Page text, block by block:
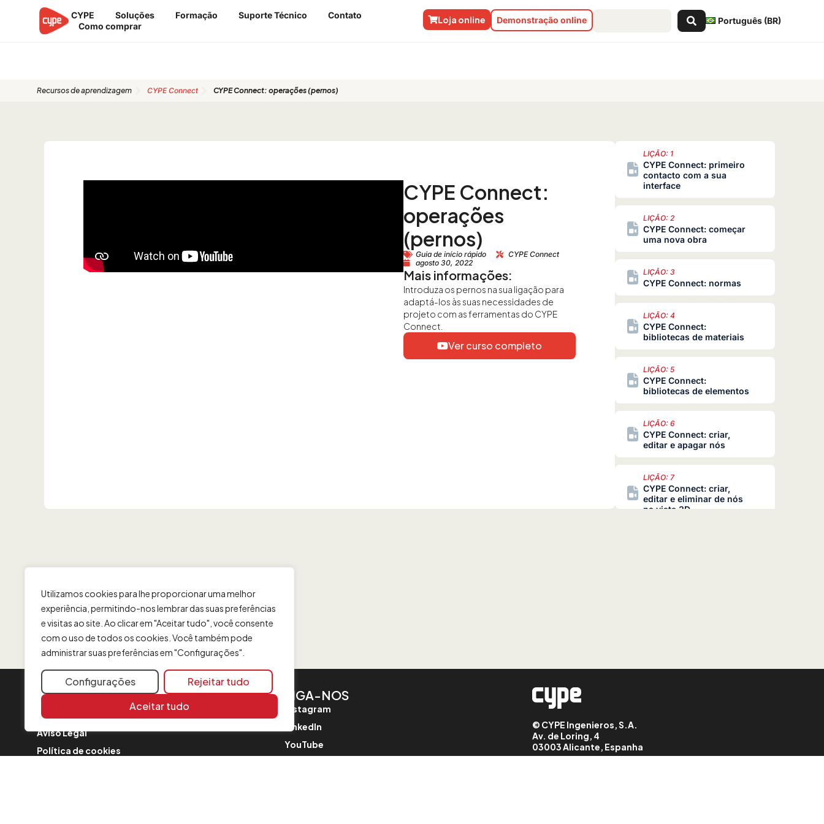
Utilizamos cookies para lhe proporcionar uma melhor
experiência, permitindo-nos lembrar das suas preferências
e visitas ao site. Ao clicar em "Aceitar tudo", você consente
com o uso de todos os cookies. Você também pode
administrar suas preferências em "Configurações".
Configurações
Rejeitar tudo
Aceitar tudo
CYPE Soluções Formação Suporte Técnico
Contato
Como comprar
Português (BR)
Pesquisar
...
Demonstração online
Loja online
Recursos de aprendizagem CYPE Connect CYPE Connect: operações (pernos)
CYPE Connect:
operações
(pernos)
Guia de início rápido
CYPE Connect
agosto 30, 2022
Mais informações:
Introduza os pernos na sua ligação para
adaptá-los às suas necessidades de
projeto com as ferramentas do CYPE
Connect.
Ver curso completo
LIÇÃO: 1
CYPE Connect: primeiro
contacto com a sua
interface
LIÇÃO: 2
CYPE Connect: começar
uma nova obra
LIÇÃO: 3
CYPE Connect: normas
LIÇÃO: 4
CYPE Connect:
bibliotecas de materiais
LIÇÃO: 5
CYPE Connect:
bibliotecas de elementos
LIÇÃO: 6
CYPE Connect: criar,
editar e apagar nós
LIÇÃO: 7
CYPE Connect: criar,
editar e eliminar de nós
na vista 3D
CYPE Connect:
INFORMAÇÃO
Contato
Aviso Legal
Política de cookies
SIGA-NOS
Instagram
LinkedIn
YouTube
© CYPE Ingenieros, S.A.
Av. de Loring, 4
03003 Alicante, Espanha